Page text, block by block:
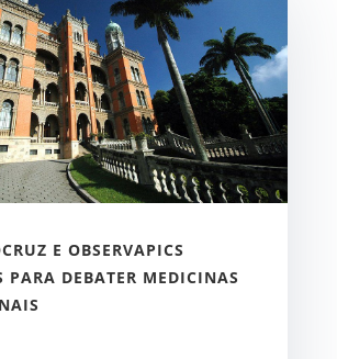
E OBSERVAPICS
PARA DEBATER MEDICINAS